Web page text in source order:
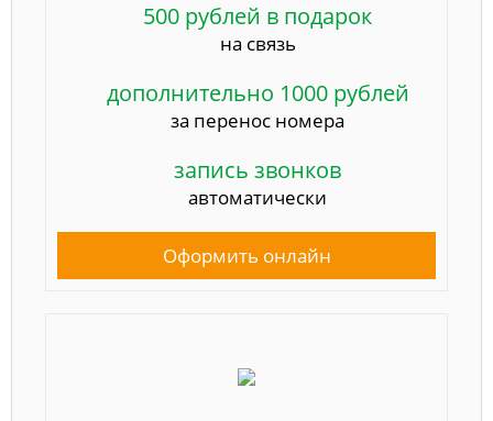
500 рублей в подарок
на связь
дополнительно 1000 рублей
за перенос номера
запись звонков
автоматически
Оформить онлайн